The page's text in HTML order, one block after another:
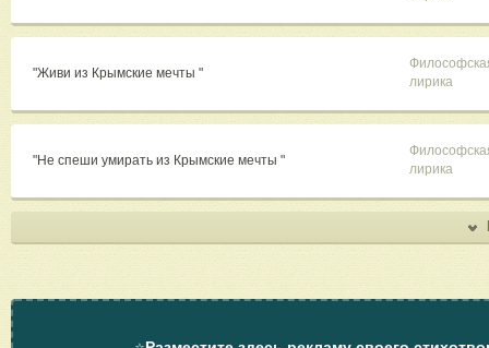
"Живи из Крымские мечты "
лирика
"Не спеши умирать из Крымские мечты "
лирика